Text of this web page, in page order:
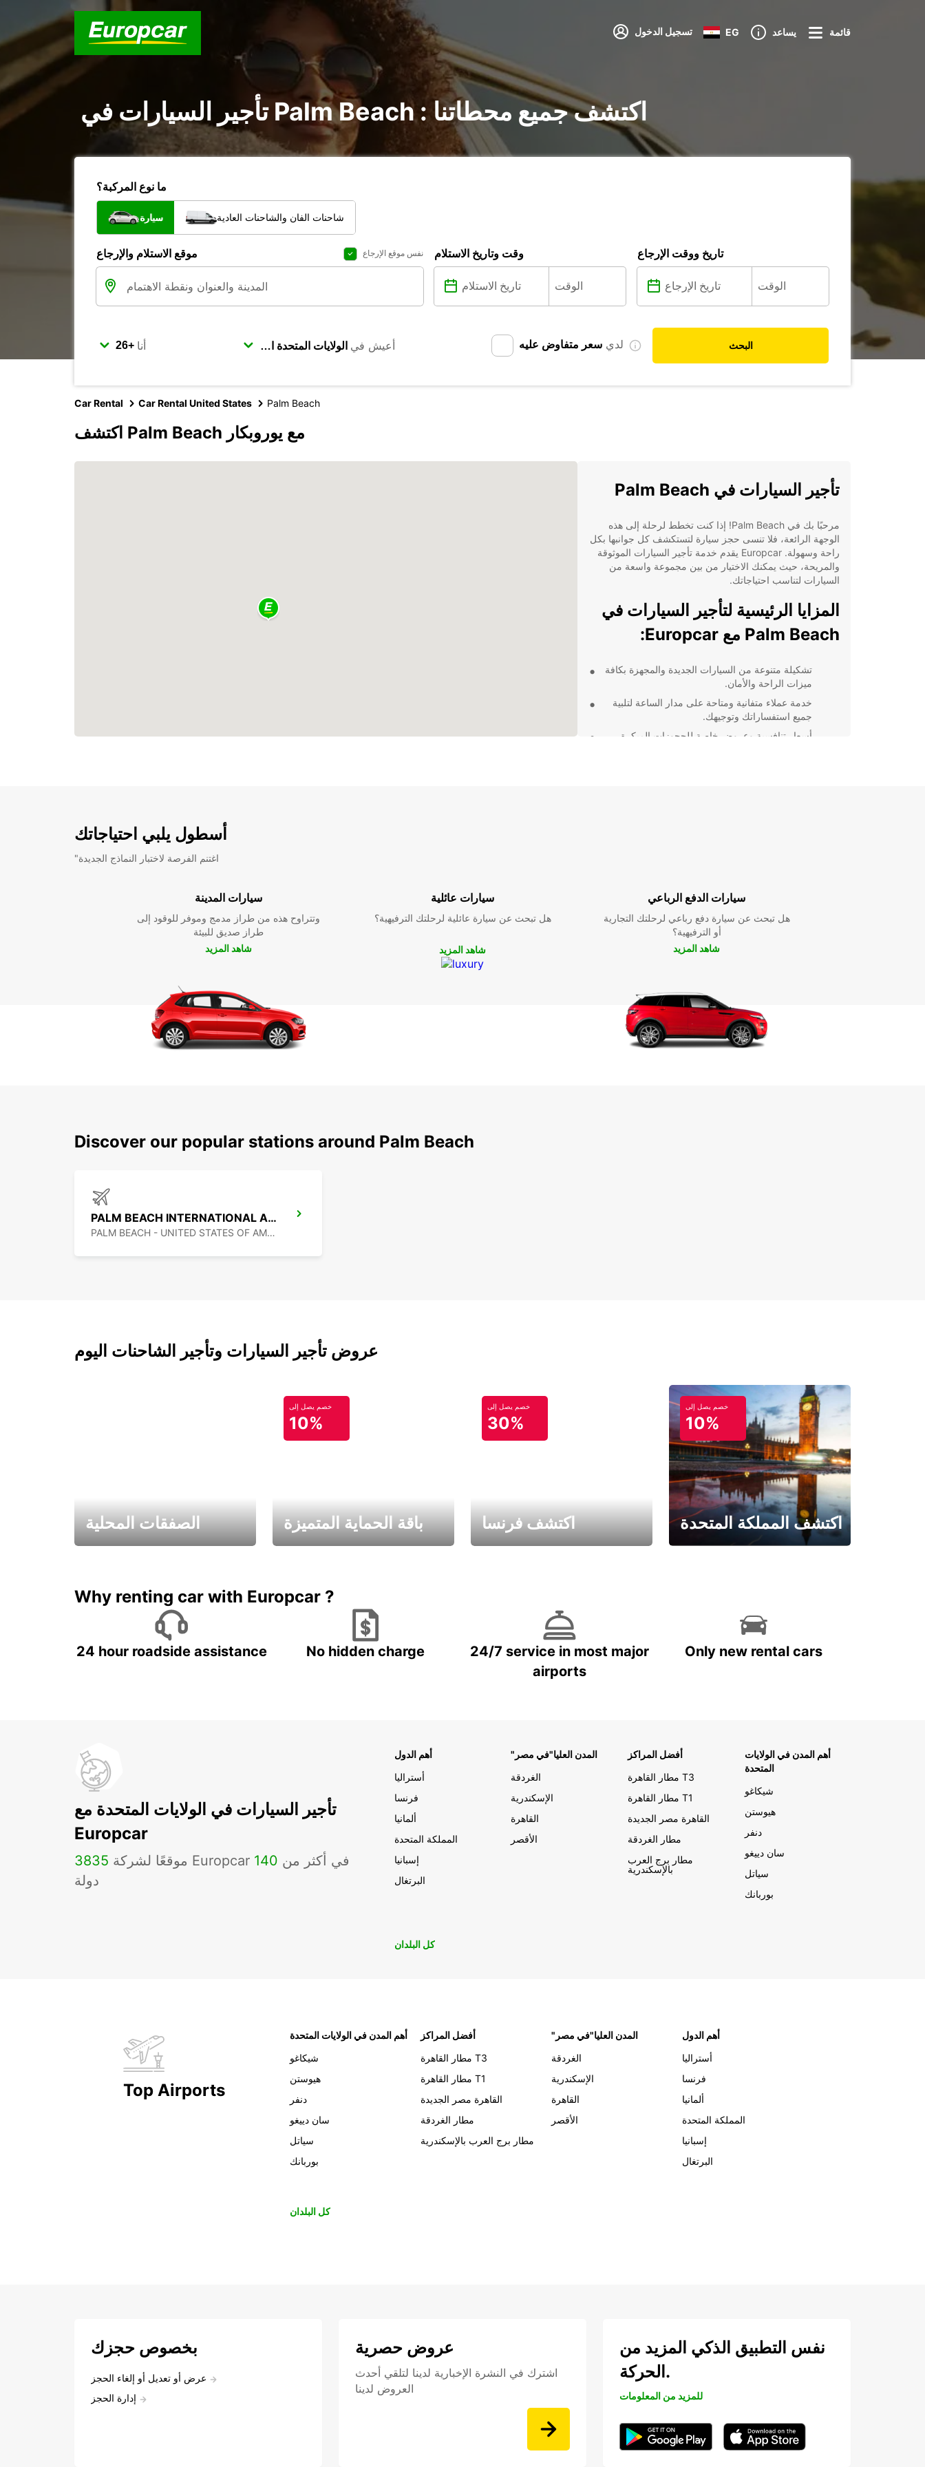
تسجيل الدخول EG يساعد قائمة
تأجير السيارات في Palm Beach : اكتشف جميع محطاتنا
ما نوع المركبة؟
سيارة شاحنات الفان والشاحنات العادية
موقع الاستلام والإرجاع نفس موقع الإرجاع وقت وتاريخ الاستلام تاريخ ووقت الإرجاع
أنا أعيش في لدي سعر متفاوض عليه البحث
Car Rental Car Rental United States Palm Beach
اكتشف Palm Beach مع يوروبكار
تأجير السيارات في Palm Beach
مرحبًا بك في Palm Beach! إذا كنت تخطط لرحلة إلى هذه
الوجهة الرائعة، فلا تنسى حجز سيارة لتستكشف كل جوانبها بكل
راحة وسهولة. Europcar يقدم خدمة تأجير السيارات الموثوقة
والمريحة، حيث يمكنك الاختيار من بين مجموعة واسعة من
السيارات لتناسب احتياجاتك.
المزايا الرئيسية لتأجير السيارات في
Palm Beach مع Europcar:
تشكيلة متنوعة من السيارات الجديدة والمجهزة بكافة
ميزات الراحة والأمان.
خدمة عملاء متفانية ومتاحة على مدار الساعة لتلبية
جميع استفساراتك وتوجيهك.
أسعار تنافسية وعروض خاصة للحجوزات المبكرة.
أسطول يلبي احتياجاتك
"اغتنم الفرصة لاختبار النماذج الجديدة
سيارات المدينة
وتتراوح هذه من طراز مدمج وموفر للوقود إلى
طراز صديق للبيئة
شاهد المزيد
سيارات عائلية
هل تبحث عن سيارة عائلية لرحلتك الترفيهية؟
شاهد المزيد
سيارات الدفع الرباعي
هل تبحث عن سيارة دفع رباعي لرحلتك التجارية
أو الترفيهية؟
شاهد المزيد
Discover our popular stations around Palm Beach
PALM BEACH INTERNATIONAL AIRPORT
PALM BEACH - UNITED STATES OF AMERICA
عروض تأجير السيارات وتأجير الشاحنات اليوم
الصفقات المحلية
خصم يصل إلى
10%
باقة الحماية المتميزة
خصم يصل إلى
30%
اكتشف فرنسا
خصم يصل إلى
10%
اكتشف المملكة المتحدة
Why renting car with Europcar ?
24 hour roadside assistance No hidden charge
24/7 service in most major
airports
Only new rental cars
تأجير السيارات في الولايات المتحدة مع
Europcar
3835 موقعًا لشركة Europcar في أكثر من 140
دولة
أهم الدول
أستراليا
فرنسا
ألمانيا
المملكة المتحدة
إسبانيا
البرتغال
"المدن العليا"في مصر
الغردقة
الإسكندرية
القاهرة
الأقصر
أفضل المراكز
مطار القاهرة T3
مطار القاهرة T1
القاهرة مصر الجديدة
مطار الغردقة
مطار برج العرب
بالإسكندرية
أهم المدن في الولايات
المتحدة
شيكاغو
هيوستن
دنفر
سان دييغو
سياتل
بوربانك
كل البلدان
Top Airports
أهم المدن في الولايات المتحدة
شيكاغو
هيوستن
دنفر
سان دييغو
سياتل
بوربانك
أفضل المراكز
مطار القاهرة T3
مطار القاهرة T1
القاهرة مصر الجديدة
مطار الغردقة
مطار برج العرب بالإسكندرية
"المدن العليا"في مصر
الغردقة
الإسكندرية
القاهرة
الأقصر
أهم الدول
أستراليا
فرنسا
ألمانيا
المملكة المتحدة
إسبانيا
البرتغال
كل البلدان
بخصوص حجزك
عرض أو تعديل أو إلغاء الحجز
إدارة الحجز
عروض حصرية
اشترك في النشرة الإخبارية لدينا لتلقي أحدث
العروض لدينا
نفس التطبيق الذكي المزيد من
الحركة.
للمزيد من المعلومات